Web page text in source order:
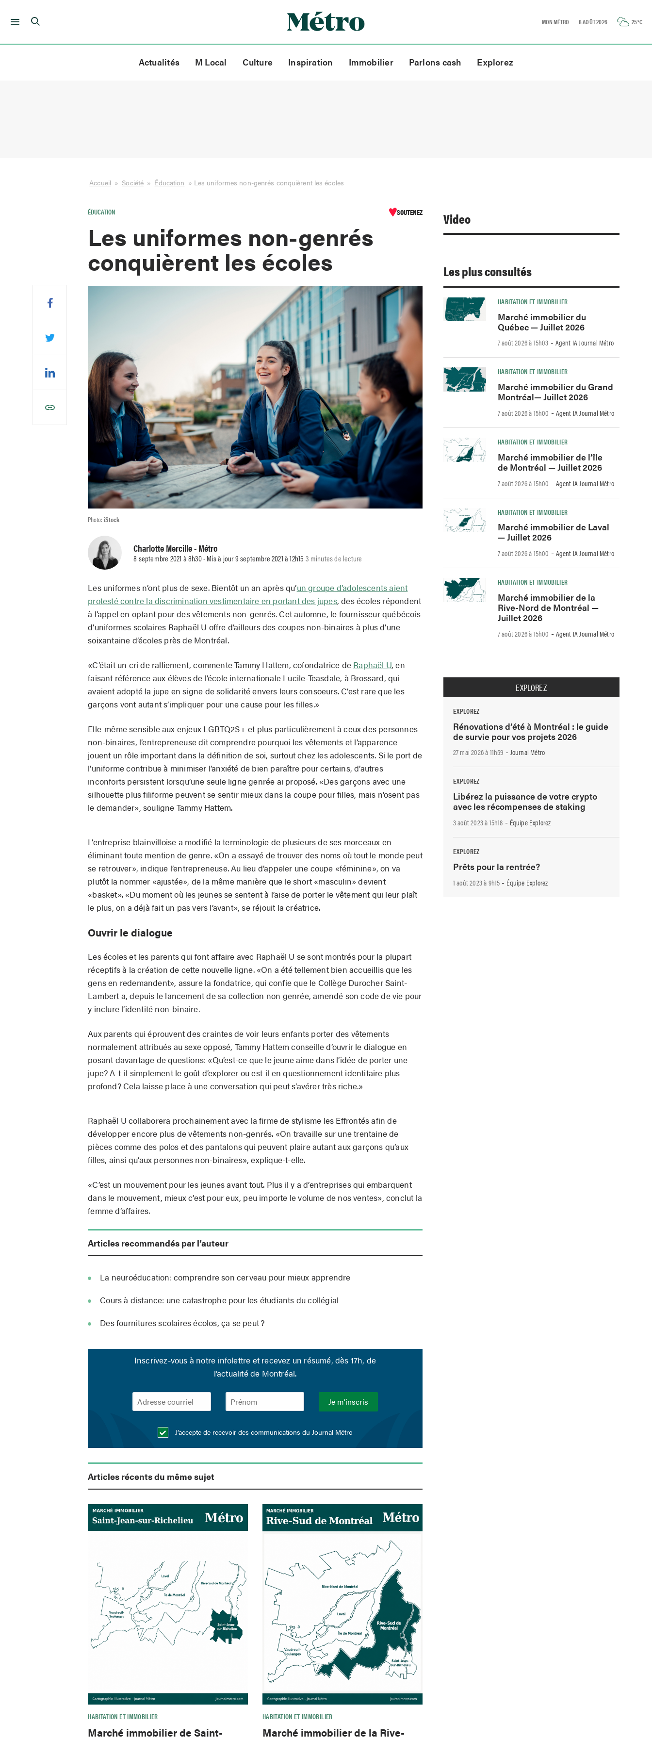
Skip
MON MÉTRO 8 AOÛT 2026 25°C
Actualités M Local Culture Inspiration Immobilier Parlons cash Explorez
Accueil » Société » Éducation » Les uniformes non-genrés conquièrent les écoles
ÉDUCATION SOUTENEZ
Les uniformes non-genrés
conquièrent les écoles
Photo:iStock
Charlotte Mercille- Métro
8 septembre 2021 à 8h30 - Mis à jour 9 septembre 2021 à 12h15 3 minutes de lecture
Les uniformes n’ont plus de sexe. Bientôt un an après qu’un groupe d’adolescents aient
protesté contre la discrimination vestimentaire en portant des jupes, des écoles répondent
à l’appel en optant pour des vêtements non-genrés. Cet automne, le fournisseur québécois
d’uniformes scolaires Raphaël U offre d’ailleurs des coupes non-binaires à plus d’une
soixantaine d’écoles près de Montréal.
«C’était un cri de ralliement, commente Tammy Hattem, cofondatrice de Raphaël U, en
faisant référence aux élèves de l’école internationale Lucile-Teasdale, à Brossard, qui
avaient adopté la jupe en signe de solidarité envers leurs consoeurs. C’est rare que les
garçons vont autant s’impliquer pour une cause pour les filles.»
Elle-même sensible aux enjeux LGBTQ2S+ et plus particulièrement à ceux des personnes
non-binaires, l’entrepreneuse dit comprendre pourquoi les vêtements et l’apparence
jouent un rôle important dans la définition de soi, surtout chez les adolescents. Si le port de
l’uniforme contribue à minimiser l’anxiété de bien paraître pour certains, d’autres
inconforts persistent lorsqu’une seule ligne genrée ai proposé. «Des garçons avec une
silhouette plus filiforme peuvent se sentir mieux dans la coupe pour filles, mais n’osent pas
le demander», souligne Tammy Hattem.
L’entreprise blainvilloise a modifié la terminologie de plusieurs de ses morceaux en
éliminant toute mention de genre. «On a essayé de trouver des noms où tout le monde peut
se retrouver», indique l’entrepreneuse. Au lieu d’appeler une coupe «féminine», on va
plutôt la nommer «ajustée», de la même manière que le short «masculin» devient
«basket». «Du moment où les jeunes se sentent à l’aise de porter le vêtement qui leur plaît
le plus, on a déjà fait un pas vers l’avant», se réjouit la créatrice.
Ouvrir le dialogue
Les écoles et les parents qui font affaire avec Raphaël U se sont montrés pour la plupart
réceptifs à la création de cette nouvelle ligne. «On a été tellement bien accueillis que les
gens en redemandent», assure la fondatrice, qui confie que le Collège Durocher Saint-
Lambert a, depuis le lancement de sa collection non genrée, amendé son code de vie pour
y inclure l’identité non-binaire.
Aux parents qui éprouvent des craintes de voir leurs enfants porter des vêtements
normalement attribués au sexe opposé, Tammy Hattem conseille d’ouvrir le dialogue en
posant davantage de questions: «Qu’est-ce que le jeune aime dans l’idée de porter une
jupe? A-t-il simplement le goût d’explorer ou est-il en questionnement identitaire plus
profond? Cela laisse place à une conversation qui peut s’avérer très riche.»
Raphaël U collaborera prochainement avec la firme de stylisme les Effrontés afin de
développer encore plus de vêtements non-genrés. «On travaille sur une trentaine de
pièces comme des polos et des pantalons qui peuvent plaire autant aux garçons qu’aux
filles, ainsi qu’aux personnes non-binaires», explique-t-elle.
«C’est un mouvement pour les jeunes avant tout. Plus il y a d’entreprises qui embarquent
dans le mouvement, mieux c’est pour eux, peu importe le volume de nos ventes», conclut la
femme d’affaires.
Articles recommandés par l’auteur
La neuroéducation: comprendre son cerveau pour mieux apprendre
Cours à distance: une catastrophe pour les étudiants du collégial
Des fournitures scolaires écolos, ça se peut ?
Inscrivez-vous à notre infolettre et recevez un résumé, dès 17h, de
l’actualité de Montréal.
J’accepte de recevoir des communications du Journal Métro
Articles récents du même sujet
HABITATION ET IMMOBILIER
Marché immobilier de Saint-
HABITATION ET IMMOBILIER
Marché immobilier de la Rive-
Video
Les plus consultés
HABITATION ET IMMOBILIER
Marché immobilier du
Québec — Juillet 2026
7 août 2026 à 15h03 -Agent IA Journal Métro
HABITATION ET IMMOBILIER
Marché immobilier du Grand
Montréal— Juillet 2026
7 août 2026 à 15h00 -Agent IA Journal Métro
HABITATION ET IMMOBILIER
Marché immobilier de l’île
de Montréal — Juillet 2026
7 août 2026 à 15h00 -Agent IA Journal Métro
HABITATION ET IMMOBILIER
Marché immobilier de Laval
— Juillet 2026
7 août 2026 à 15h00 -Agent IA Journal Métro
HABITATION ET IMMOBILIER
Marché immobilier de la
Rive-Nord de Montréal —
Juillet 2026
7 août 2026 à 15h00 -Agent IA Journal Métro
EXPLOREZ
EXPLOREZ
Rénovations d’été à Montréal : le guide
de survie pour vos projets 2026
27 mai 2026 à 11h59 -Journal Métro
EXPLOREZ
Libérez la puissance de votre crypto
avec les récompenses de staking
3 août 2023 à 15h18 - Équipe Explorez
EXPLOREZ
Prêts pour la rentrée?
1 août 2023 à 9h15 - Équipe Explorez